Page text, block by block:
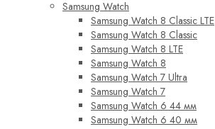
Samsung Watch
Samsung Watch 8 Classic LTE
Samsung Watch 8 Classic
Samsung Watch 8 LTE
Samsung Watch 8
Samsung Watch 7 Ultra
Samsung Watch 7
Samsung Watch 6 44 мм
Samsung Watch 6 40 мм